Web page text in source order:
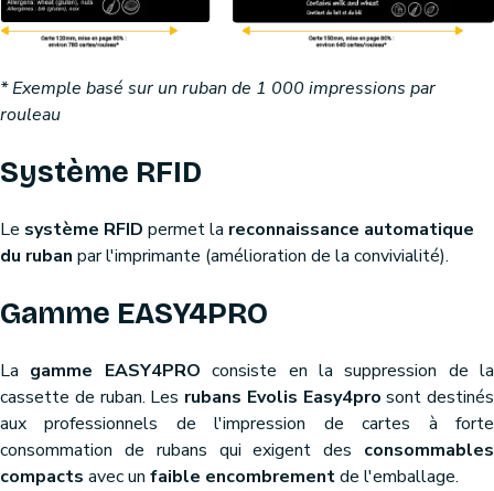
* Exemple basé sur un ruban de 1 000 impressions par
rouleau
Système RFID
Le système RFID permet la reconnaissance automatique
du ruban par l'imprimante (amélioration de la convivialité).
Gamme EASY4PRO
La gamme EASY4PRO consiste en la suppression de la
cassette de ruban. Les rubans Evolis Easy4pro sont destinés
aux professionnels de l'impression de cartes à forte
consommation de rubans qui exigent des consommables
compacts avec un faible encombrementde l'emballage.